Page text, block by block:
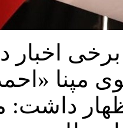
برخی
مپنا
داشت: